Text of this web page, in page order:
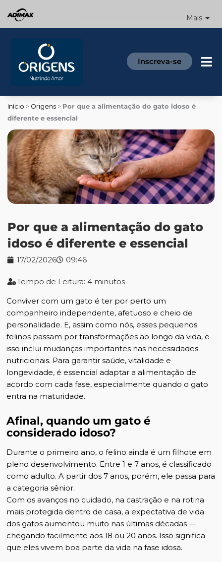
para
o
Mais
Inscreva-se
Início > Origens > Por que a alimentação do gato idoso é
diferente e essencial
Por que a alimentação do gato
idoso é diferente e essencial
17/02/2026 09:46
Tempo de Leitura: 4 minutos
Conviver com um gato é ter por perto um
companheiro independente, afetuoso e cheio de
personalidade. E, assim como nós, esses pequenos
felinos passam por transformações ao longo da vida, e
isso inclui mudanças importantes nas necessidades
nutricionais. Para garantir saúde, vitalidade e
longevidade, é essencial adaptar a alimentação de
acordo com cada fase, especialmente quando o gato
entra na maturidade.
Afinal, quando um gato é
considerado idoso?
Durante o primeiro ano, o felino ainda é um filhote em
pleno desenvolvimento. Entre 1 e 7 anos, é classificado
como adulto. A partir dos 7 anos, porém, ele passa para
a categoria sênior.
Com os avanços no cuidado, na castração e na rotina
mais protegida dentro de casa, a expectativa de vida
dos gatos aumentou muito nas últimas décadas —
chegando facilmente aos 18 ou 20 anos. Isso significa
que eles vivem boa parte da vida na fase idosa.